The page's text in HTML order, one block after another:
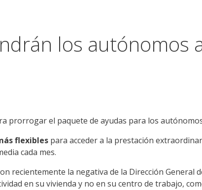
los autónomos
prorrogar el paquete de ayudas para los
flexibles para acceder a la prestación
cada mes.
recientemente la negativa de la Dirección
en su vivienda y no en su centro de trabajo,